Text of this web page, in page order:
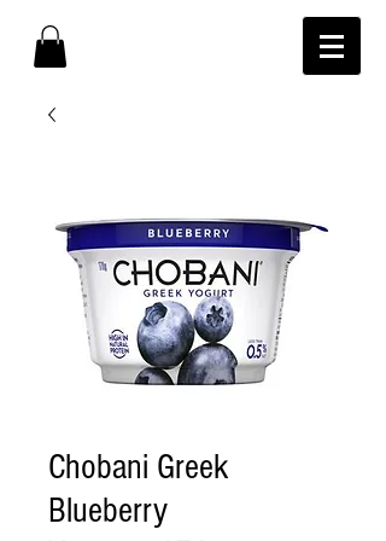
Chobani Greek
Blueberry